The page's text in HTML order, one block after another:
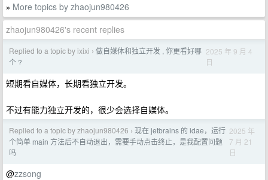
» More topics by zhaojun980426
zhaojun980426's recent replies
Replied to a topic by ixixi › 做自媒体和独立开发 , 你更看好哪
个 ?
2025 年 9 月 4
日
短期看自媒体，长期看独立开发。
不过有能力独立开发的，很少会选择自媒体。
Replied to a topic by zhaojun980426 › 现在 jetbrains 的 idae，运行
个简单 main 方法后不自动退出，需要手动点击终止，是我配置问题
吗
2025 年
7 月 21
日
@zzsong